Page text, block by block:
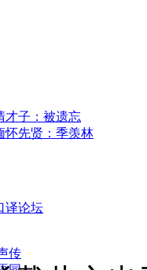
才子：被遗忘
怀先贤：季羡林
译论坛
传